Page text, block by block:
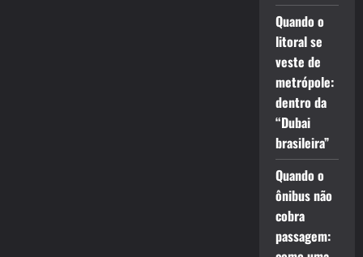
Quando o
litoral se
veste de
metrópole:
dentro da
“Dubai
brasileira”
Quando o
ônibus não
cobra
passagem: